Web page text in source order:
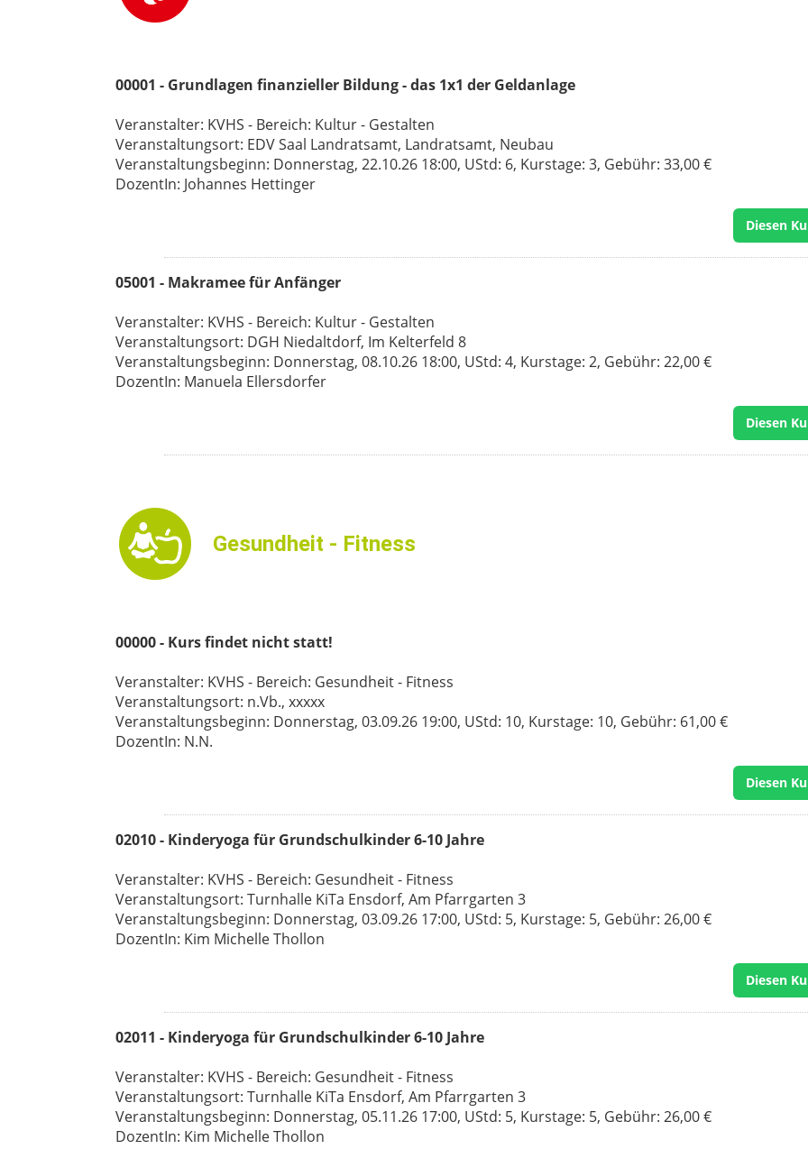
00001 - Grundlagen finanzieller Bildung - das 1x1 der Geldanlage
Veranstalter: KVHS - Bereich: Kultur - Gestalten
Veranstaltungsort: EDV Saal Landratsamt, Landratsamt, Neubau
Veranstaltungsbeginn: Donnerstag, 22.10.26 18:00, UStd: 6, Kurstage: 3, Gebühr: 33,00 €
DozentIn: Johannes Hettinger
Diesen
05001 - Makramee für Anfänger
Veranstalter: KVHS - Bereich: Kultur - Gestalten
Veranstaltungsort: DGH Niedaltdorf, Im Kelterfeld 8
Veranstaltungsbeginn: Donnerstag, 08.10.26 18:00, UStd: 4, Kurstage: 2, Gebühr: 22,00 €
DozentIn: Manuela Ellersdorfer
Diesen
Gesundheit - Fitness
00000 - Kurs findet nicht statt!
Veranstalter: KVHS - Bereich: Gesundheit - Fitness
Veranstaltungsort: n.Vb., xxxxx
Veranstaltungsbeginn: Donnerstag, 03.09.26 19:00, UStd: 10, Kurstage: 10, Gebühr: 61,00 €
DozentIn: N.N.
Diesen
02010 - Kinderyoga für Grundschulkinder 6-10 Jahre
Veranstalter: KVHS - Bereich: Gesundheit - Fitness
Veranstaltungsort: Turnhalle KiTa Ensdorf, Am Pfarrgarten 3
Veranstaltungsbeginn: Donnerstag, 03.09.26 17:00, UStd: 5, Kurstage: 5, Gebühr: 26,00 €
DozentIn: Kim Michelle Thollon
Diesen
02011 - Kinderyoga für Grundschulkinder 6-10 Jahre
Veranstalter: KVHS - Bereich: Gesundheit - Fitness
Veranstaltungsort: Turnhalle KiTa Ensdorf, Am Pfarrgarten 3
Veranstaltungsbeginn: Donnerstag, 05.11.26 17:00, UStd: 5, Kurstage: 5, Gebühr: 26,00 €
DozentIn: Kim Michelle Thollon